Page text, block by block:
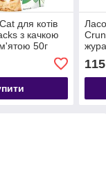
для котів
з качкою
50г
115